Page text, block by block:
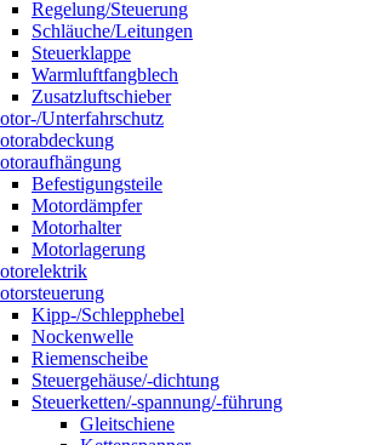
Regelung/Steuerung
Schläuche/Leitungen
Steuerklappe
Warmluftfangblech
Zusatzluftschieber
Unterfahrschutz
Befestigungsteile
Motordämpfer
Motorhalter
Motorlagerung
Kipp-/Schlepphebel
Nockenwelle
Riemenscheibe
Steuergehäuse/-dichtung
Steuerketten/-spannung/-führung
Gleitschiene